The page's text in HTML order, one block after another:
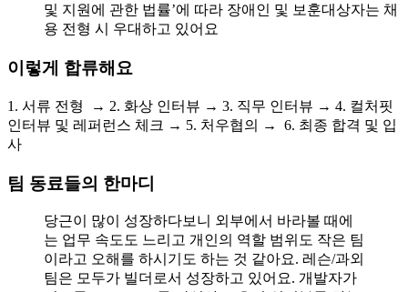
및 지원에 관한 법률’에 따라 장애인 및 보훈대상자는 채
용 전형 시 우대하고 있어요
이렇게 합류해요
1. 서류 전형 → 2. 화상 인터뷰 → 3. 직무 인터뷰 → 4. 컬처핏
인터뷰 및 레퍼런스 체크 → 5. 처우협의 → 6. 최종 합격 및 입
사
팀 동료들의 한마디
당근이 많이 성장하다보니 외부에서 바라볼 때에
는 업무 속도도 느리고 개인의 역할 범위도 작은 팀
이라고 오해를 하시기도 하는 것 같아요. 레슨/과외
팀은 모두가 빌더로서 성장하고 있어요. 개발자가